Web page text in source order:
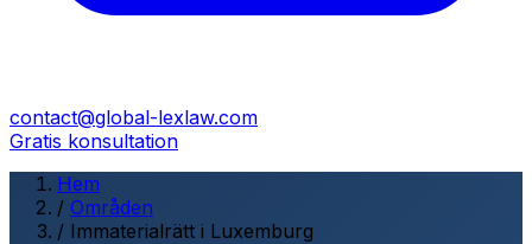
contact@global-lexlaw.com
Gratis konsultation
Hem
/ Områden
/ Immaterialrätt i Luxemburg